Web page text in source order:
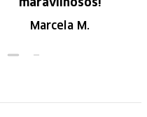
maravilhosos!
Marcela M.